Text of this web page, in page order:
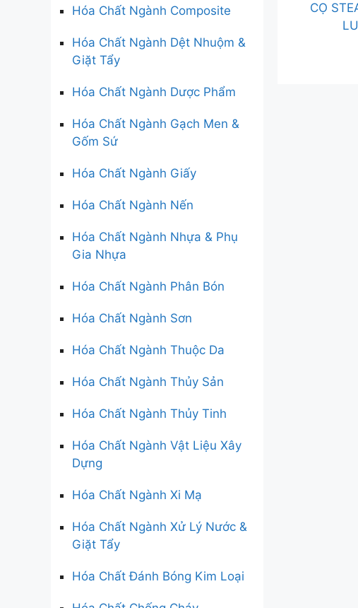
CỌ
Hóa Chất Ngành Composite
Hóa Chất Ngành Dệt Nhuộm &
Giặt Tẩy
Hóa Chất Ngành Dược Phẩm
Hóa Chất Ngành Gạch Men &
Gốm Sứ
Hóa Chất Ngành Giấy
Hóa Chất Ngành Nến
Hóa Chất Ngành Nhựa & Phụ
Gia Nhựa
Hóa Chất Ngành Phân Bón
Hóa Chất Ngành Sơn
Hóa Chất Ngành Thuộc Da
Hóa Chất Ngành Thủy Sản
Hóa Chất Ngành Thủy Tinh
Hóa Chất Ngành Vật Liệu Xây
Dựng
Hóa Chất Ngành Xi Mạ
Hóa Chất Ngành Xử Lý Nước &
Giặt Tẩy
Hóa Chất Đánh Bóng Kim Loại